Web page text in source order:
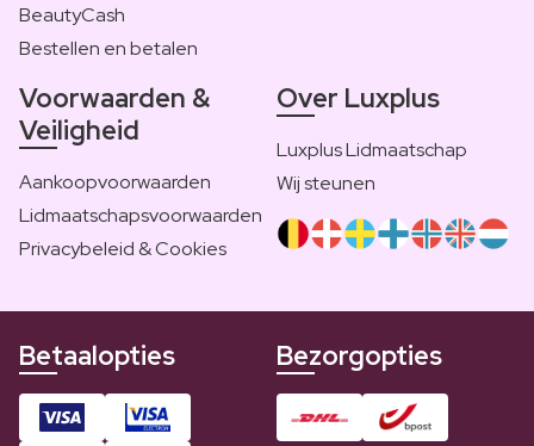
BeautyCash
Bestellen en betalen
Voorwaarden &
Veiligheid
Aankoopvoorwaarden
Lidmaatschapsvoorwaarden
Privacybeleid & Cookies
Over Luxplus
Luxplus Lidmaatschap
Wij steunen
Betaalopties Bezorgopties